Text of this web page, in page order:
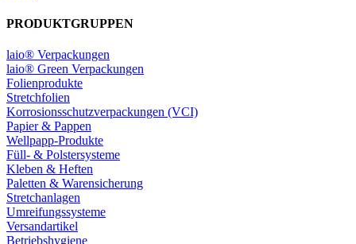
PRODUKTGRUPPEN
laio® Verpackungen
laio® Green Verpackungen
Folienprodukte
Stretchfolien
Korrosionsschutzverpackungen (VCI)
Papier & Pappen
Wellpapp-Produkte
Füll- & Polstersysteme
Kleben & Heften
Paletten & Warensicherung
Stretchanlagen
Umreifungssysteme
Versandartikel
Betriebshygiene